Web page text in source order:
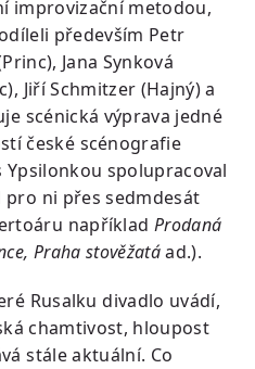
improvizační metodou,
především Petr
Jana Synková
Jiří Schmitzer (Hajný) a
scénická výprava jedné
české scénografie
spolupracoval
ni přes sedmdesát
například Prodaná
Praha stověžatáad.).
Rusalku divadlo uvádí,
chamtivost, hloupost
stále aktuální. Co